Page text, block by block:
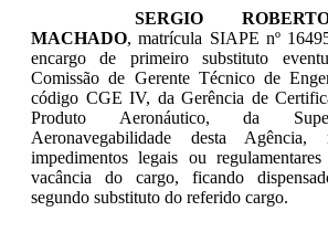
SERGIO
MACHADO, matrícula SIAPE nº
encargo de primeiro substituto
Comissão de Gerente Técnico de
código CGE IV, daGerência de
Produto Aeronáutico, da
Aeronavegabilidade desta Agência,
impedimentos legais ou
vacância do cargo, ficando
segundo substituto do referido cargo.